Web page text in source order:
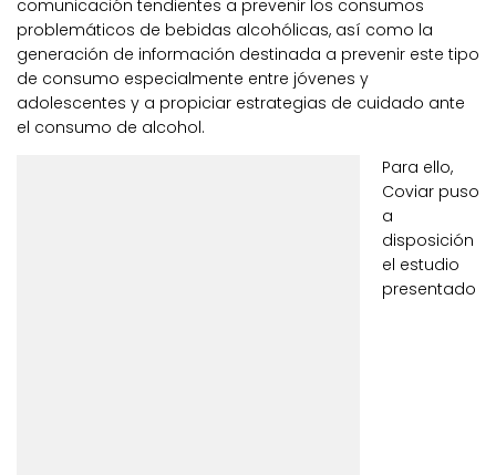
comunicación tendientes a prevenir los consumos
problemáticos de bebidas alcohólicas, así como la
generación de información destinada a prevenir este tipo
de consumo especialmente entre jóvenes y
adolescentes y a propiciar estrategias de cuidado ante
el consumo de alcohol.
Para ello,
Coviar puso
a
disposición
el estudio
presentado